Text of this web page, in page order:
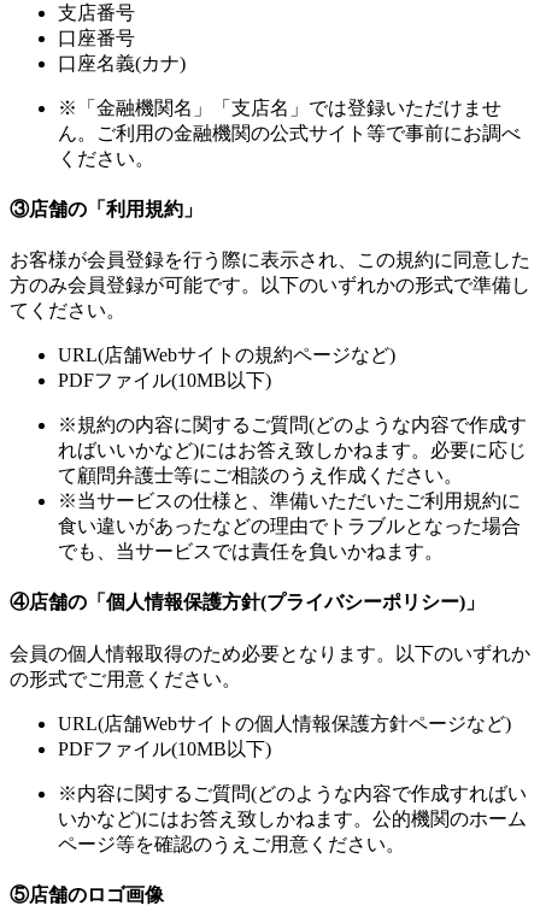
支店番号
口座番号
口座名義(カナ)
※「金融機関名」「支店名」では登録いただけませ
ん。ご利用の金融機関の公式サイト等で事前にお調べ
ください。
③店舗の「利用規約」
お客様が会員登録を行う際に表示され、この規約に同意した
方のみ会員登録が可能です。以下のいずれかの形式で準備し
てください。
URL(店舗Webサイトの規約ページなど)
PDFファイル(10MB以下)
※規約の内容に関するご質問(どのような内容で作成す
ればいいかなど)にはお答え致しかねます。必要に応じ
て顧問弁護士等にご相談のうえ作成ください。
※当サービスの仕様と、準備いただいたご利用規約に
食い違いがあったなどの理由でトラブルとなった場合
でも、当サービスでは責任を負いかねます。
④店舗の「個人情報保護方針(プライバシーポリシー)」
会員の個人情報取得のため必要となります。以下のいずれか
の形式でご用意ください。
URL(店舗Webサイトの個人情報保護方針ページなど)
PDFファイル(10MB以下)
※内容に関するご質問(どのような内容で作成すればい
いかなど)にはお答え致しかねます。公的機関のホーム
ページ等を確認のうえご用意ください。
⑤店舗のロゴ画像